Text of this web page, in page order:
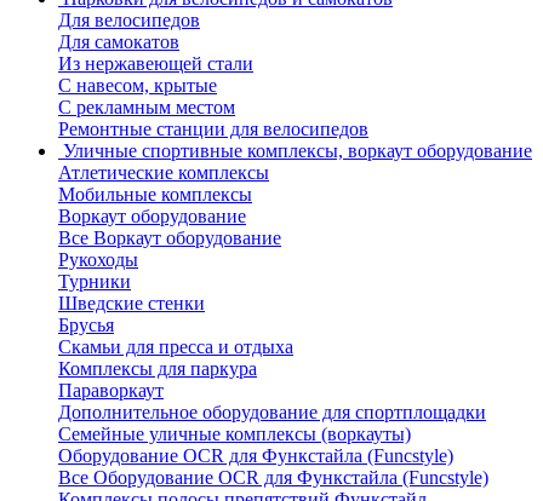
Для велосипедов
Для самокатов
Из нержавеющей стали
С навесом, крытые
С рекламным местом
Ремонтные станции для велосипедов
Уличные спортивные комплексы, воркаут оборудование
Атлетические комплексы
Мобильные комплексы
Воркаут оборудование
Все Воркаут оборудование
Рукоходы
Турники
Шведские стенки
Брусья
Скамьи для пресса и отдыха
Комплексы для паркура
Параворкаут
Дополнительное оборудование для спортплощадки
Семейные уличные комплексы (воркауты)
Оборудование OCR для Функстайла (Funcstyle)
Все Оборудование OCR для Функстайла (Funcstyle)